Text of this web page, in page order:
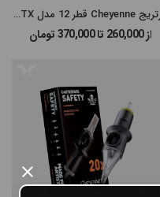
×
کارتریج Cheyenne قطر 12 مدل Magnum SE TX
از 260,000 تا 370,000 تومان